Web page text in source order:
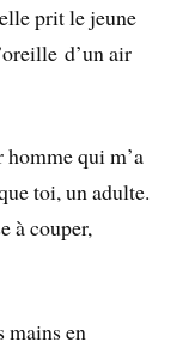
prit le jeune
d’un air
qui m’a
toi, un adulte.
à couper,
mains en